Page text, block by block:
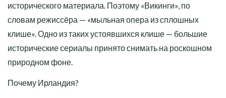
исторического материала. Поэтому «Викинги», по
словам режиссёра — «мыльная опера из сплошных
клише». Одно из таких устоявшихся клише — большие
исторические сериалы принято снимать на роскошном
природном фоне.
Почему Ирландия?